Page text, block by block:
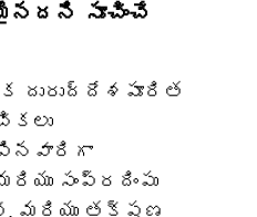
సూచించే
దురుద్దేశపూరిత
సంప్రదింపు
మరియు తక్షణ